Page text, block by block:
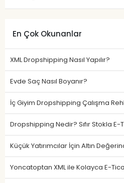
En Çok Okunanlar
XML Dropshipping Nasıl Yapılır?
Evde Saç Nasıl Boyanır?
İç Giyim Dropshipping Çalışma
Dropshipping Nedir? Sıfır Stokla E-
Küçük Yatırımcılar İçin Altın
Yoncatoptan XML ile Kolayca E-